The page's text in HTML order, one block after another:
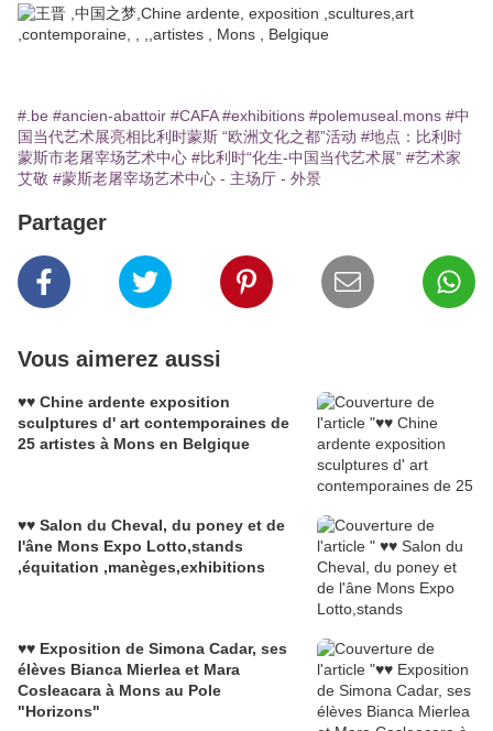
#.be #ancien-abattoir #CAFA #exhibitions #polemuseal.mons #中
国当代艺术展亮相比利时蒙斯 “欧洲文化之都”活动 #地点：比利时
蒙斯市老屠宰场艺术中心 #比利时“化生-中国当代艺术展” #艺术家
艾敬 #蒙斯老屠宰场艺术中心 - 主场厅 - 外景
Partager
Vous aimerez aussi
♥♥ Chine ardente exposition
sculptures d' art contemporaines de
25 artistes à Mons en Belgique
♥♥ Salon du Cheval, du poney et de
l'âne Mons Expo Lotto,stands
,équitation ,manèges,exhibitions
♥♥ Exposition de Simona Cadar, ses
élèves Bianca Mierlea et Mara
Cosleacara à Mons au Pole
"Horizons"